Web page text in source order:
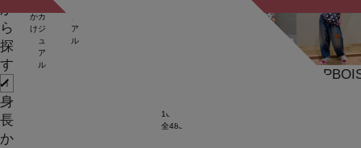
か
ら
探
す
身
長
か
か
け
カ
ジ
ュ
ア
ル
ア
ル
161cm
全4833件中 1〜30件